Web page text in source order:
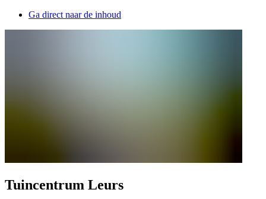
Ga direct naar de inhoud
Tuincentrum Leurs